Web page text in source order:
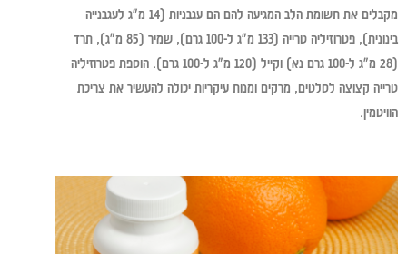
מקבלים את תשומת הלב המגיעה להם הם עגבניות (14 מ"ג לעגבנייה
בינונית), פטרוזיליה טרייה (133 מ"ג ל-100 גרם), שמיר (85 מ"ג), תרד
(28 מ"ג ל-100 גרם נא) וקייל (120 מ"ג ל-100 גרם). הוספת פטרוזיליה
טרייה קצוצה לסלטים, מרקים ומנות עיקריות יכולה להעשיר את צריכת
הוויטמין.